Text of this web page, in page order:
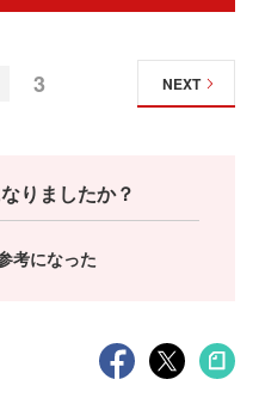
3 NEXT
りましたか？
考になった